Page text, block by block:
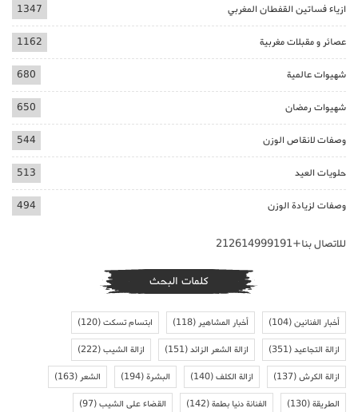
ازياء فساتين القفطان المغربي 1347
عصائر و مقبلات مغربية 1162
شهيوات عالمية 680
شهيوات رمضان 650
وصفات لانقاص الوزن 544
حلويات العيد 513
وصفات لزيادة الوزن 494
للاتصال بنا+212614999191
كلمات البحث
أخبار الفنانين(104) أخبار المشاهير(118) ابتسام تسكت(120)
ازالة التجاعيد(351) ازالة الشعر الزائد(151) ازالة الشيب(222)
ازالة الكرش(137) ازالة الكلف(140) البشرة(194) الشعر(163)
الطريقة(130) الفنانة دنيا بطمة(142) القضاء على الشيب(97)